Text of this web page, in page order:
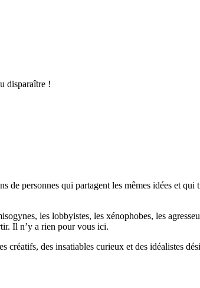
disparaître !
personnes qui partagent les mêmes idées et qui
les lobbyistes, les xénophobes, les
Il n’y a rien pour vous ici.
créatifs, des insatiables curieux et des idéalistes